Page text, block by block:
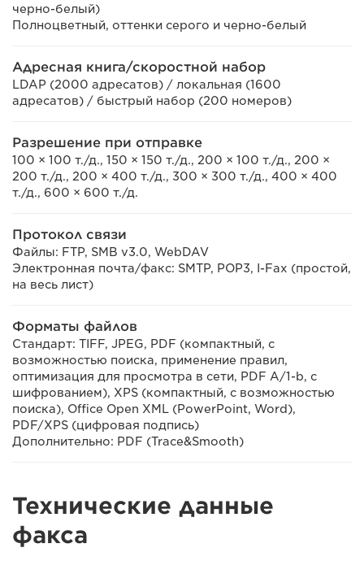
черно-белый)
Полноцветный, оттенки серого и черно-белый
Адресная книга/скоростной набор
LDAP (2000 адресатов) / локальная (1600
адресатов) / быстрый набор (200 номеров)
Разрешение при отправке
100 × 100 т./д., 150 × 150 т./д., 200 × 100 т./д., 200 ×
200 т./д., 200 × 400 т./д., 300 × 300 т./д., 400 × 400
т./д., 600 × 600 т./д.
Протокол связи
Файлы: FTP, SMB v3.0, WebDAV
Электронная почта/факс: SMTP, POP3, I-Fax (простой,
на весь лист)
Форматы файлов
Стандарт: TIFF, JPEG, PDF (компактный, с
возможностью поиска, применение правил,
оптимизация для просмотра в сети, PDF A/1-b, с
шифрованием), XPS (компактный, с возможностью
поиска), Office Open XML (PowerPoint, Word),
PDF/XPS (цифровая подпись)
Дополнительно: PDF (Trace&Smooth)
Технические данные
факса